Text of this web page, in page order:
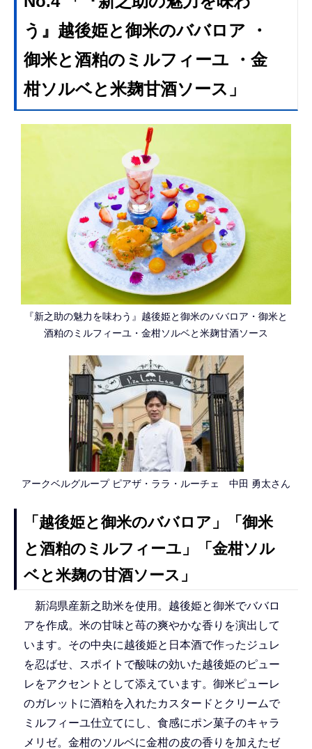
う』越後姫と御米のババロア ・
御米と酒粕のミルフィーユ ・金
柑ソルベと米麹甘酒ソース」
『新之助の魅力を味わう』越後姫と御米のババロア・御米と
酒粕のミルフィーユ・金柑ソルベと米麹甘酒ソース
アークベルグループ ピアザ・ララ・ルーチェ 中田 勇太さん
「越後姫と御米のババロア」「御米
と酒粕のミルフィーユ」「金柑ソル
ベと米麹の甘酒ソース」
新潟県産新之助米を使用。越後姫と御米でババロ
アを作成。米の甘味と苺の爽やかな香りを演出して
います。その中央に越後姫と日本酒で作ったジュレ
を忍ばせ、スポイトで酸味の効いた越後姫のピュー
レをアクセントとして添えています。御米ピューレ
のガレットに酒粕を入れたカスタードとクリームで
ミルフィーユ仕立てにし、食感にポン菓子のキャラ
メリゼ。金柑のソルベに金柑の皮の香りを加えたゼ